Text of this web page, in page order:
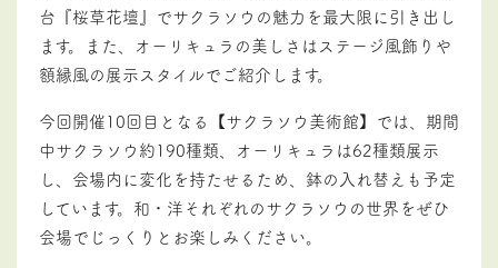
台『桜草花壇』でサクラソウの魅力を最大限に引き出し
ます。また、オーリキュラの美しさはステージ風飾りや
額縁風の展示スタイルでご紹介します。
今回開催10回目となる【サクラソウ美術館】では、期間
中サクラソウ約190種類、オーリキュラは62種類展示
し、会場内に変化を持たせるため、鉢の入れ替えも予定
しています。和・洋それぞれのサクラソウの世界をぜひ
会場でじっくりとお楽しみください。